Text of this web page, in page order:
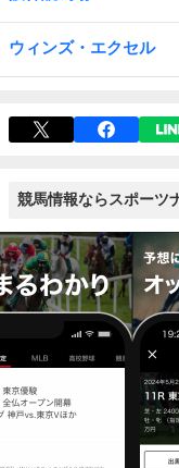
ウィンズ・エクセル
競馬情報ならスポーツ